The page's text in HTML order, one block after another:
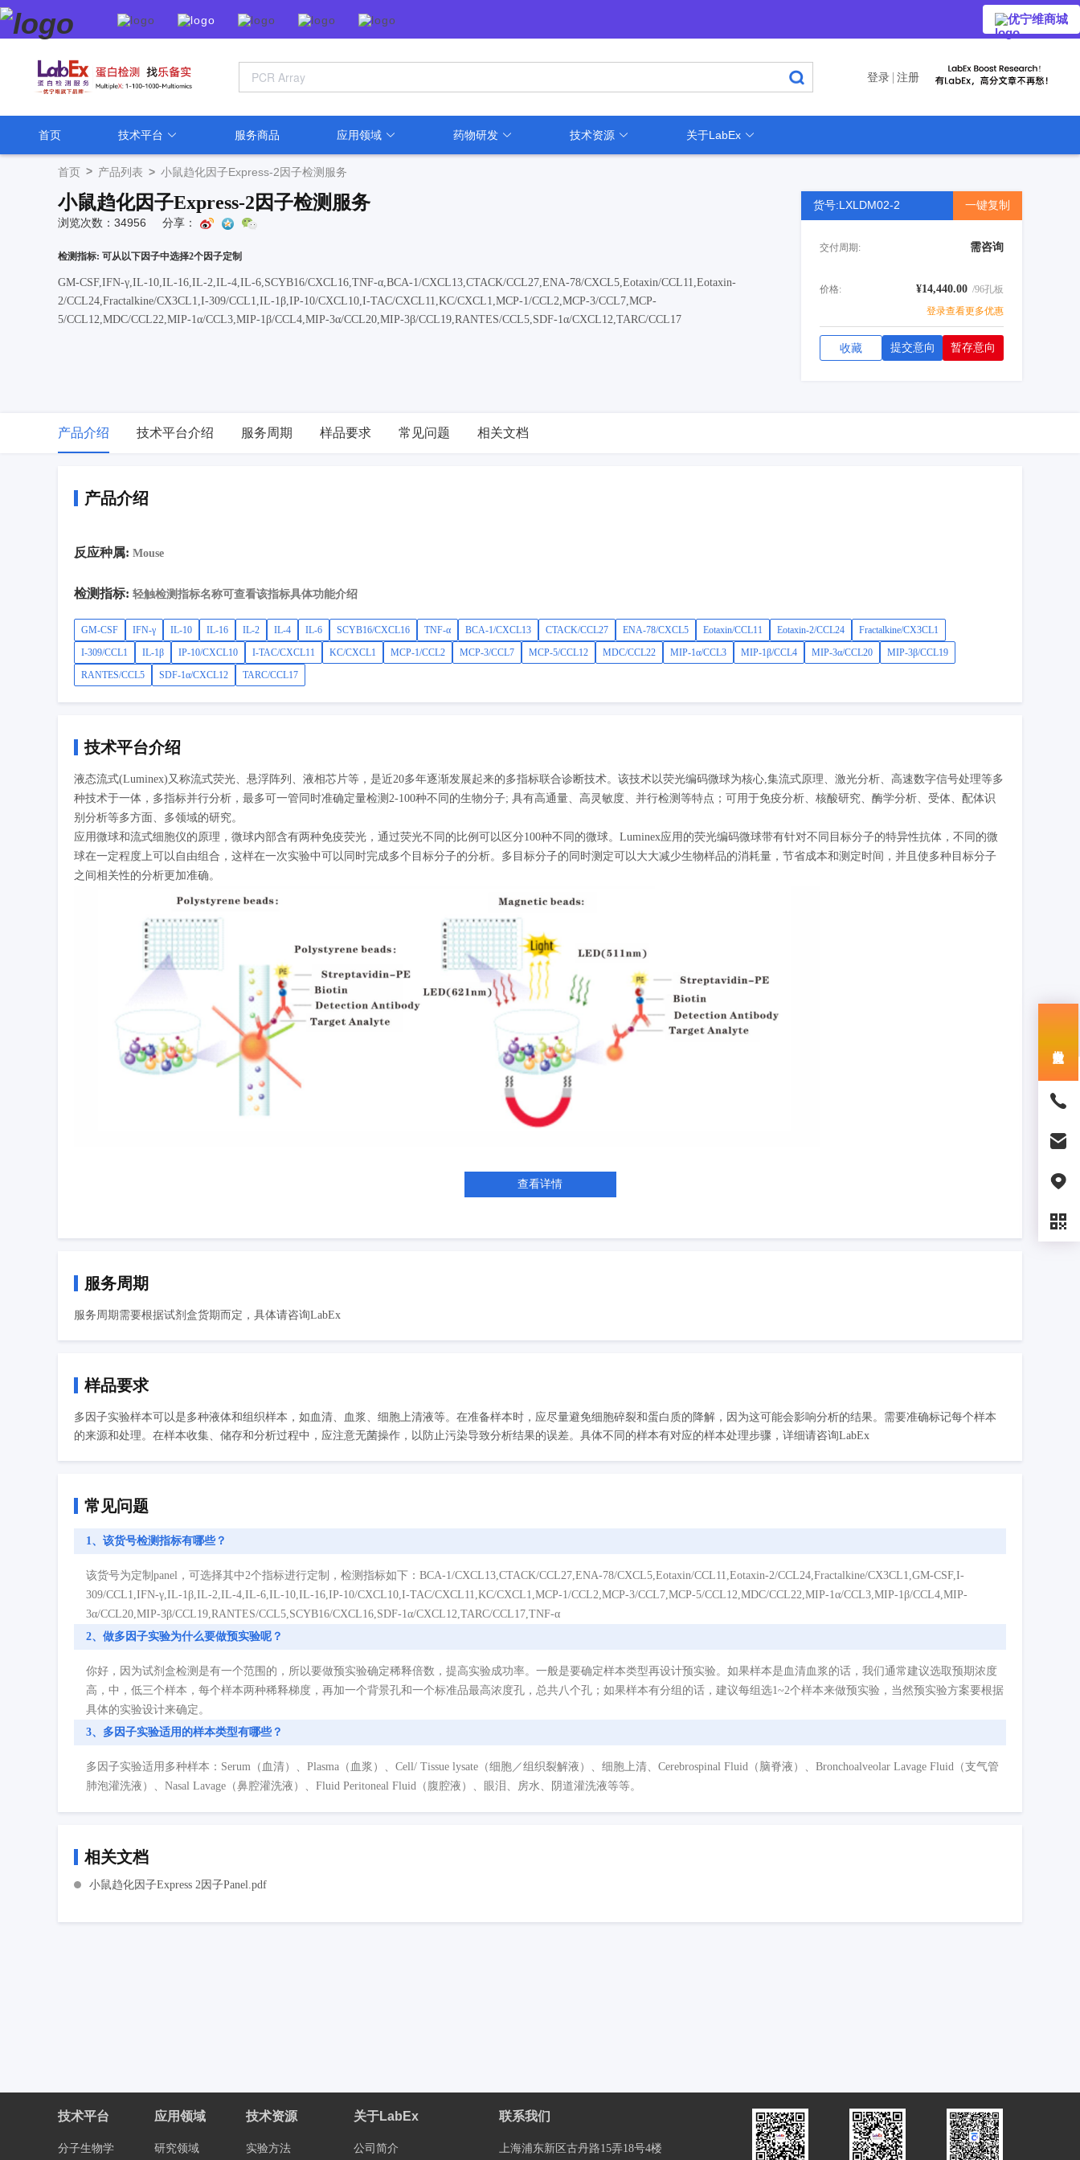
优宁维商城
登录 注册
首页 技术平台 服务商品 应用领域 药物研发 技术资源 关于LabEx
首页 > 产品列表 > 小鼠趋化因子Express-2因子检测服务
小鼠趋化因子Express-2因子检测服务
浏览次数：34956 分享：
检测指标: 可从以下因子中选择2个因子定制
GM-CSF,IFN-γ,IL-10,IL-16,IL-2,IL-4,IL-6,SCYB16/CXCL16,TNF-α,BCA-1/CXCL13,CTACK/CCL27,ENA-78/CXCL5,Eotaxin/CCL11,Eotaxin-
2/CCL24,Fractalkine/CX3CL1,I-309/CCL1,IL-1β,IP-10/CXCL10,I-TAC/CXCL11,KC/CXCL1,MCP-1/CCL2,MCP-3/CCL7,MCP-
5/CCL12,MDC/CCL22,MIP-1α/CCL3,MIP-1β/CCL4,MIP-3α/CCL20,MIP-3β/CCL19,RANTES/CCL5,SDF-1α/CXCL12,TARC/CCL17
货号:LXLDM02-2 一键复制
交付周期: 需咨询
价格: ¥14,440.00 /96孔板
登录查看更多优惠
收藏 提交意向 暂存意向
产品介绍 技术平台介绍 服务周期 样品要求 常见问题 相关文档
产品介绍
反应种属: Mouse
检测指标: 轻触检测指标名称可查看该指标具体功能介绍
GM-CSF IFN-γ IL-10 IL-16 IL-2 IL-4 IL-6 SCYB16/CXCL16 TNF-α BCA-1/CXCL13 CTACK/CCL27 ENA-78/CXCL5 Eotaxin/CCL11 Eotaxin-2/CCL24
Fractalkine/CX3CL1
I-309/CCL1
IL-1β IP-10/CXCL10 I-TAC/CXCL11 KC/CXCL1 MCP-1/CCL2 MCP-3/CCL7 MCP-5/CCL12 MDC/CCL22 MIP-1α/CCL3 MIP-1β/CCL4 MIP-3α/CCL20
MIP-3β/CCL19
RANTES/CCL5
SDF-1α/CXCL12 TARC/CCL17
技术平台介绍
液态流式(Luminex)又称流式荧光、悬浮阵列、液相芯片等，是近20多年逐渐发展起来的多指标联合诊断技术。该技术以荧光编码微球为核心,集流式原理、激光分析、高速数字信号处理等多
种技术于一体，多指标并行分析，最多可一管同时准确定量检测2-100种不同的生物分子; 具有高通量、高灵敏度、并行检测等特点；可用于免疫分析、核酸研究、酶学分析、受体、配体识
别分析等多方面、多领域的研究。
应用微球和流式细胞仪的原理，微球内部含有两种免疫荧光，通过荧光不同的比例可以区分100种不同的微球。Luminex应用的荧光编码微球带有针对不同目标分子的特异性抗体，不同的微
球在一定程度上可以自由组合，这样在一次实验中可以同时完成多个目标分子的分析。多目标分子的同时测定可以大大减少生物样品的消耗量，节省成本和测定时间，并且使多种目标分子
之间相关性的分析更加准确。
查看详情
服务周期
服务周期需要根据试剂盒货期而定，具体请咨询LabEx
样品要求
多因子实验样本可以是多种液体和组织样本，如血清、血浆、细胞上清液等。在准备样本时，应尽量避免细胞碎裂和蛋白质的降解，因为这可能会影响分析的结果。需要准确标记每个样本
的来源和处理。在样本收集、储存和分析过程中，应注意无菌操作，以防止污染导致分析结果的误差。具体不同的样本有对应的样本处理步骤，详细请咨询LabEx
常见问题
1、该货号检测指标有哪些？
该货号为定制panel，可选择其中2个指标进行定制，检测指标如下：BCA-1/CXCL13,CTACK/CCL27,ENA-78/CXCL5,Eotaxin/CCL11,Eotaxin-2/CCL24,Fractalkine/CX3CL1,GM-CSF,I-
309/CCL1,IFN-γ,IL-1β,IL-2,IL-4,IL-6,IL-10,IL-16,IP-10/CXCL10,I-TAC/CXCL11,KC/CXCL1,MCP-1/CCL2,MCP-3/CCL7,MCP-5/CCL12,MDC/CCL22,MIP-1α/CCL3,MIP-1β/CCL4,MIP-
3α/CCL20,MIP-3β/CCL19,RANTES/CCL5,SCYB16/CXCL16,SDF-1α/CXCL12,TARC/CCL17,TNF-α
2、做多因子实验为什么要做预实验呢？
你好，因为试剂盒检测是有一个范围的，所以要做预实验确定稀释倍数，提高实验成功率。一般是要确定样本类型再设计预实验。如果样本是血清血浆的话，我们通常建议选取预期浓度
高，中，低三个样本，每个样本两种稀释梯度，再加一个背景孔和一个标准品最高浓度孔，总共八个孔；如果样本有分组的话，建议每组选1~2个样本来做预实验，当然预实验方案要根据
具体的实验设计来确定。
3、多因子实验适用的样本类型有哪些？
多因子实验适用多种样本：Serum（血清）、Plasma（血浆）、Cell/ Tissue lysate（细胞／组织裂解液）、细胞上清、Cerebrospinal Fluid（脑脊液）、Bronchoalveolar Lavage Fluid（支气管
肺泡灌洗液）、Nasal Lavage（鼻腔灌洗液）、Fluid Peritoneal Fluid（腹腔液）、眼泪、房水、阴道灌洗液等等。
相关文档
小鼠趋化因子Express 2因子Panel.pdf
技术平台
分子生物学
应用领域
研究领域
技术资源
实验方法
关于LabEx
公司简介
联系我们
上海浦东新区古丹路15弄18号4楼